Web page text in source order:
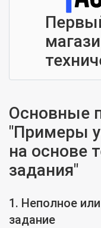
Основные
"Примеры
на основе
задания"
1. Неполное
задание